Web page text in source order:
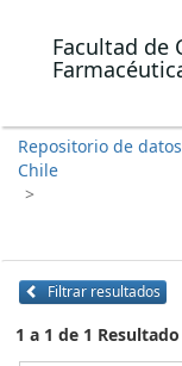
Facultad de
Repositorio de
Chile
>
Filtrar resultados
1 a 1 de 1 Resultado